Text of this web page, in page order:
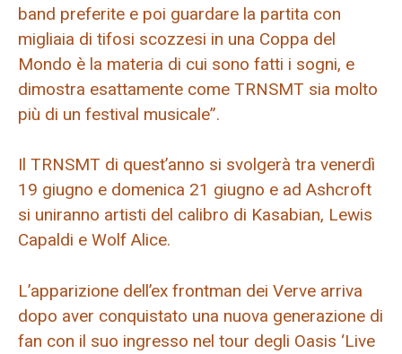
band preferite e poi guardare la partita con
migliaia di tifosi scozzesi in una Coppa del
Mondo è la materia di cui sono fatti i sogni, e
dimostra esattamente come TRNSMT sia molto
più di un festival musicale”.
Il TRNSMT di quest’anno si svolgerà tra venerdì
19 giugno e domenica 21 giugno e ad Ashcroft
si uniranno artisti del calibro di Kasabian, Lewis
Capaldi e Wolf Alice.
L’apparizione dell’ex frontman dei Verve arriva
dopo aver conquistato una nuova generazione di
fan con il suo ingresso nel tour degli Oasis ‘Live